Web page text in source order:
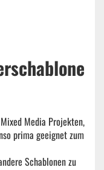
Media Projekten,
prima geeignet zum
Schablonen zu